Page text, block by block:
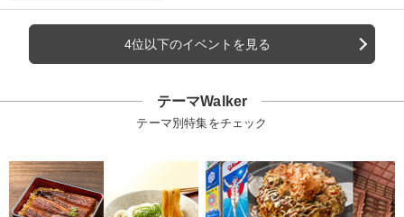
4位以下のイベントを見る
テーマWalker
テーマ別特集をチェック